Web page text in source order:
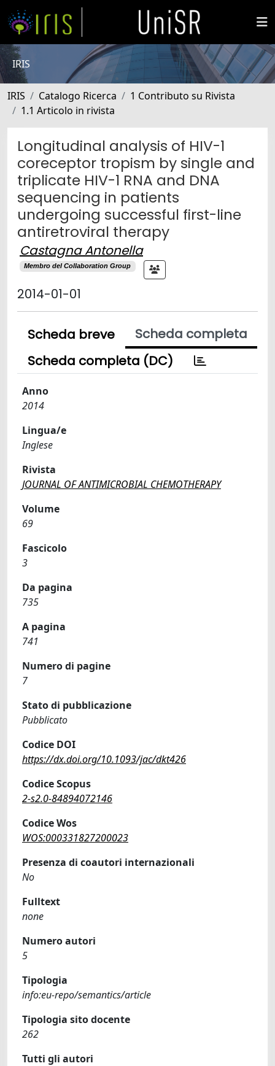
IRIS
IRIS Catalogo Ricerca
1 Contributo su Rivista
1.1 Articolo in rivista
Longitudinal analysis of HIV-1
coreceptor tropism by single and
triplicate HIV-1 RNA and DNA
sequencing in patients
undergoing successful first-line
antiretroviral therapy
Castagna Antonella
Membro del Collaboration Group
2014-01-01
Scheda breve
Scheda completa
Scheda completa (DC)
Anno
2014
Lingua/e
Inglese
Rivista
JOURNAL OF ANTIMICROBIAL CHEMOTHERAPY
Volume
69
Fascicolo
3
Da pagina
735
A pagina
741
Numero di pagine
7
Stato di pubblicazione
Pubblicato
Codice DOI
https://dx.doi.org/10.1093/jac/dkt426
Codice Scopus
2-s2.0-84894072146
Codice Wos
WOS:000331827200023
Presenza di coautori internazionali
No
Fulltext
none
Numero autori
5
Tipologia
info:eu-repo/semantics/article
Tipologia sito docente
262
Tutti gli autori